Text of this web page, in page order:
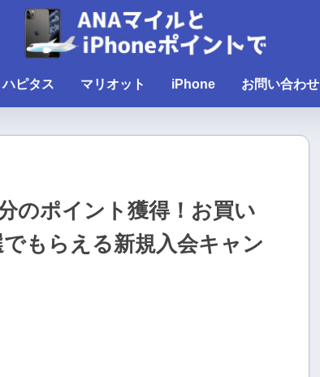
ハピタス マリオット iPhone お問い合わせ
のポイント獲得！お買い
もらえる新規入会キャン